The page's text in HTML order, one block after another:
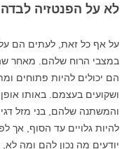
לא על הפנטזיה לבדה
על אף כל זאת, לעתים הם
במצבי הרוח שלהם. מאחר
הם יכולים להיות פתוחים
ושקועים בעצמם. באותו
והמשתנה שלהם, בני מזל
להיות גלויים עד הסוף, אך
יודעים מה נכון להם ומה